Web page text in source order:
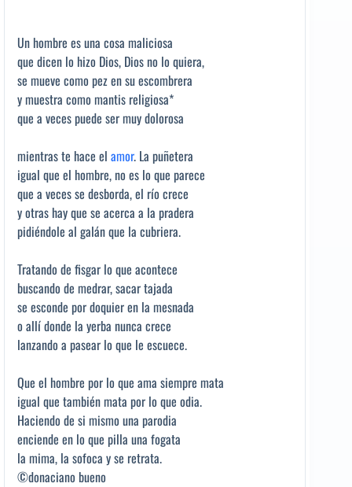
Un hombre es una cosa maliciosa
que dicen lo hizo Dios, Dios no lo quiera,
se mueve como pez en su escombrera
y muestra como mantis religiosa*
que a veces puede ser muy dolorosa
mientras te hace el amor. La puñetera
igual que el hombre, no es lo que parece
que a veces se desborda, el río crece
y otras hay que se acerca a la pradera
pidiéndole al galán que la cubriera.
Tratando de fisgar lo que acontece
buscando de medrar, sacar tajada
se esconde por doquier en la mesnada
o allí donde la yerba nunca crece
lanzando a pasear lo que le escuece.
Que el hombre por lo que ama siempre mata
igual que también mata por lo que odia.
Haciendo de si mismo una parodia
enciende en lo que pilla una fogata
la mima, la sofoca y se retrata.
©donaciano bueno